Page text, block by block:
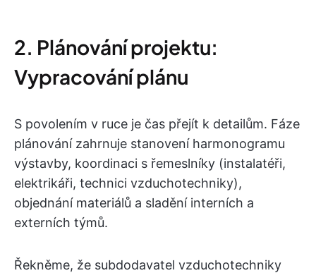
2. Plánování projektu:
Vypracování plánu
S povolením v ruce je čas přejít k detailům. Fáze
plánování zahrnuje stanovení harmonogramu
výstavby, koordinaci s řemeslníky (instalatéři,
elektrikáři, technici vzduchotechniky),
objednání materiálů a sladění interních a
externích týmů.
Řekněme, že subdodavatel vzduchotechniky